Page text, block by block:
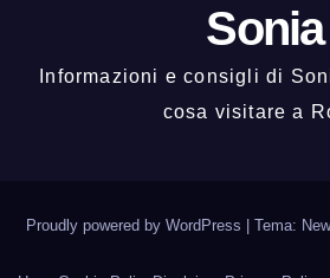
Sonia
Informazioni e consigli di
cosa visitare a
Proudly powered by WordPress | Tema: